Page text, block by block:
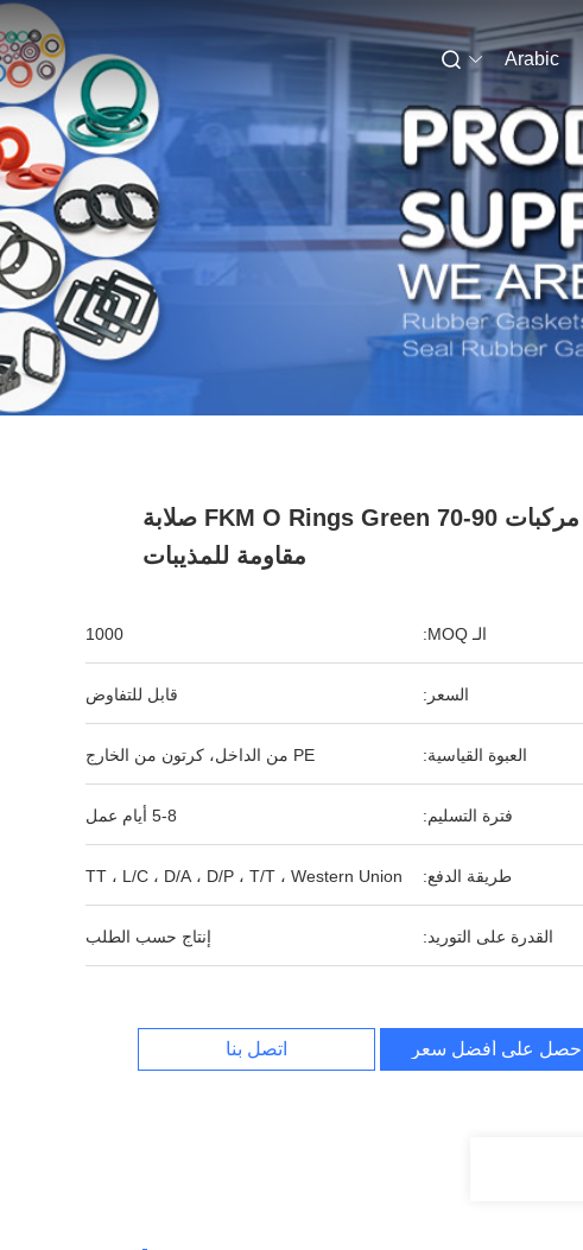
Arabic
مركبات FKM O Rings Green 70-90 صلابة
مقاومة للمذيبات
الـ MOQ: 1000
السعر: قابل للتفاوض
العبوة القياسية: PE من الداخل، كرتون من الخارج
فترة التسليم: 5-8 أيام عمل
طريقة الدفع: TT ، L/C ، D/A ، D/P ، T/T ، Western Union
القدرة على التوريد: إنتاج حسب الطلب
احصل على أفضل سعر اتصل بنا